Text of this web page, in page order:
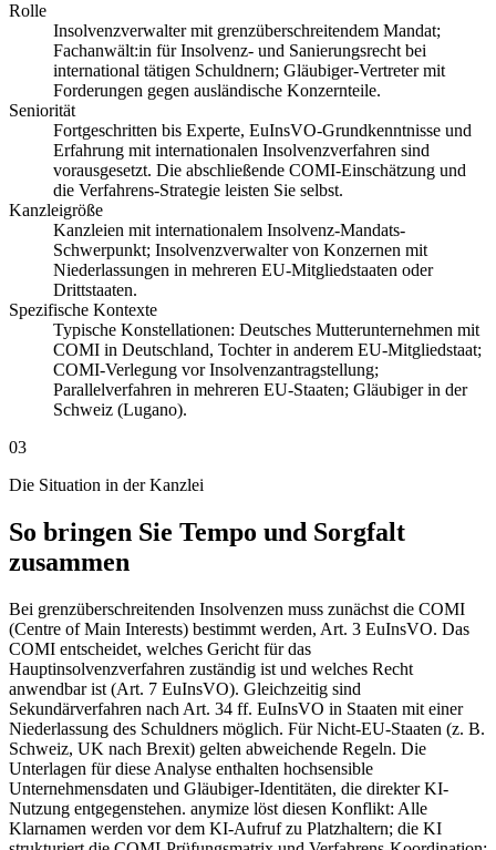
Rolle
Insolvenzverwalter mit grenzüberschreitendem Mandat;
Fachanwält:in für Insolvenz- und Sanierungsrecht bei
international tätigen Schuldnern; Gläubiger-Vertreter mit
Forderungen gegen ausländische Konzernteile.
Seniorität
Fortgeschritten bis Experte, EuInsVO-Grundkenntnisse und
Erfahrung mit internationalen Insolvenzverfahren sind
vorausgesetzt. Die abschließende COMI-Einschätzung und
die Verfahrens-Strategie leisten Sie selbst.
Kanzleigröße
Kanzleien mit internationalem Insolvenz-Mandats-
Schwerpunkt; Insolvenzverwalter von Konzernen mit
Niederlassungen in mehreren EU-Mitgliedstaaten oder
Drittstaaten.
Spezifische Kontexte
Typische Konstellationen: Deutsches Mutterunternehmen mit
COMI in Deutschland, Tochter in anderem EU-Mitgliedstaat;
COMI-Verlegung vor Insolvenzantragstellung;
Parallelverfahren in mehreren EU-Staaten; Gläubiger in der
Schweiz (Lugano).
03
Die Situation in der Kanzlei
So bringen Sie Tempo und Sorgfalt
zusammen
Bei grenzüberschreitenden Insolvenzen muss zunächst die COMI
(Centre of Main Interests) bestimmt werden, Art. 3 EuInsVO. Das
COMI entscheidet, welches Gericht für das
Hauptinsolvenzverfahren zuständig ist und welches Recht
anwendbar ist (Art. 7 EuInsVO). Gleichzeitig sind
Sekundärverfahren nach Art. 34 ff. EuInsVO in Staaten mit einer
Niederlassung des Schuldners möglich. Für Nicht-EU-Staaten (z. B.
Schweiz, UK nach Brexit) gelten abweichende Regeln. Die
Unterlagen für diese Analyse enthalten hochsensible
Unternehmensdaten und Gläubiger-Identitäten, die direkter KI-
Nutzung entgegenstehen. anymize löst diesen Konflikt: Alle
Klarnamen werden vor dem KI-Aufruf zu Platzhaltern; die KI